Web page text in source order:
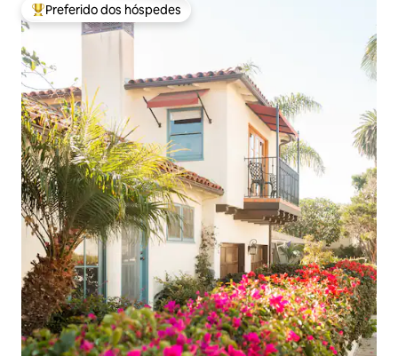
Entre os melhores preferidos dos hóspedes
Preferido dos hóspedes